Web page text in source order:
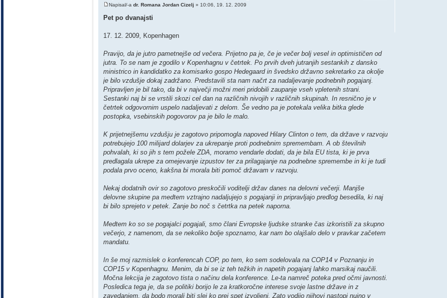
Napisal/-a dr. Romana Jordan Cizelj » 10:06, 19. 12. 2009
Pet po dvanajsti
17. 12. 2009, Kopenhagen
Pravijo, da je jutro pametnejše od večera. Prijetno pa je, če je večer bolj vesel in optimističen od
jutra. To se nam je zgodilo v Kopenhagnu v četrtek. Po prvih dveh jutranjih sestankih z dansko
ministrico in kandidatko za komisarko gospo Hedegaard in švedsko državno sekretarko za okolje
je bilo vzdušje dokaj zadržano. Predstavili sta nam načrt za nadaljevanje podnebnih pogajanj.
Pripravljen je bil tako, da bi v največji možni meri pridobili zaupanje vseh vpletenih strani.
Sestanki naj bi se vrstili skozi cel dan na različnih nivojih v različnih skupinah. In resnično je v
četrtek odgovornim uspelo nadaljevati z delom. Še vedno pa je potekala velika bitka glede
postopka, vsebinskih pogovorov pa je bilo le malo.
K prijetnejšemu vzdušju je zagotovo pripomogla napoved Hilary Clinton o tem, da države v razvoju
potrebujejo 100 milijard dolarjev za ukrepanje proti podnebnim spremembam. A ob številnih
pohvalah, ki so jih s tem požele ZDA, moramo vendarle dodati, da je bila EU tista, ki je prva
predlagala ukrepe za omejevanje izpustov ter za prilagajanje na podnebne spremembe in ki je tudi
podala prvo oceno, kakšna bi morala biti pomoč državam v razvoju.
Nekaj dodatnih ovir so zagotovo preskočili voditelji držav danes na delovni večerji. Manjše
delovne skupine pa medtem vztrajno nadaljujejo s pogajanji in pripravljajo predlog besedila, ki naj
bi bilo sprejeto v petek. Zanje bo noč s četrtka na petek naporna.
Medtem ko so se pogajalci pogajali, smo člani Evropske ljudske stranke čas izkoristili za skupno
večerjo, z namenom, da se nekoliko bolje spoznamo, kar nam bo olajšalo delo v pravkar začetem
mandatu.
In še moj razmislek o konferencah COP, po tem, ko sem sodelovala na COP14 v Poznanju in
COP15 v Kopenhagnu. Menim, da bi se iz teh težkih in napetih pogajanj lahko marsikaj naučili.
Močna lekcija je zagotovo tista o načinu dela konference. Le-ta namreč poteka pred očmi javnosti.
Posledica tega je, da se politiki borijo le za kratkoročne interese svoje lastne države in z
zavedanjem, da bodo morali biti slej ko prej spet izvoljeni. Zato vodijo njihovi nastopi nujno v